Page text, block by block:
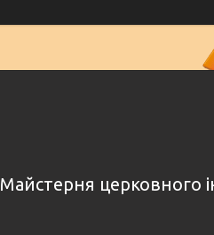
Майстерня церковного